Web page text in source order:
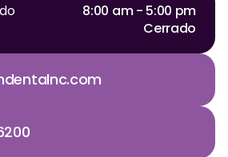
8:00 am - 5:00 pm
Cerrado